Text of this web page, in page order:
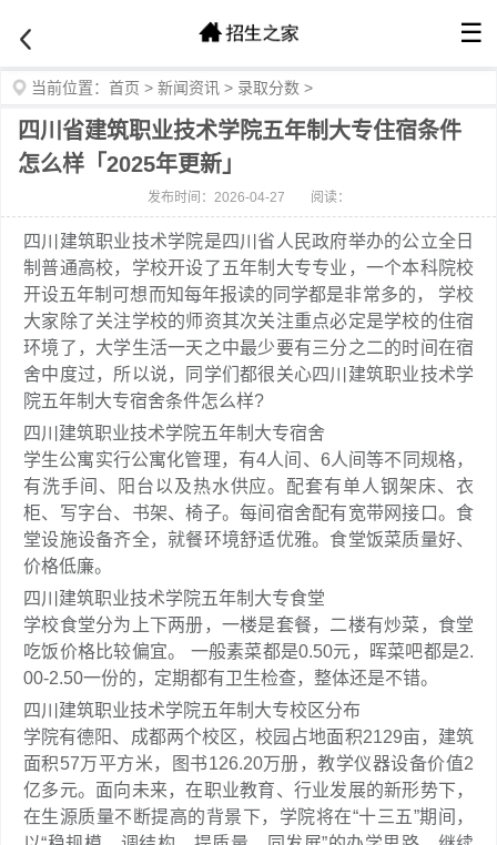
☰
当前位置： 首页 > 新闻资讯 > 录取分数 >
四川省建筑职业技术学院五年制大专住宿条件
怎么样「2025年更新」
发布时间：2026-04-27 阅读：
四川建筑职业技术学院是四川省人民政府举办的公立全日
制普通高校，学校开设了五年制大专专业，一个本科院校
开设五年制可想而知每年报读的同学都是非常多的， 学校
大家除了关注学校的师资其次关注重点必定是学校的住宿
环境了，大学生活一天之中最少要有三分之二的时间在宿
舍中度过，所以说，同学们都很关心四川建筑职业技术学
院五年制大专宿舍条件怎么样?
四川建筑职业技术学院五年制大专宿舍
学生公寓实行公寓化管理，有4人间、6人间等不同规格，
有洗手间、阳台以及热水供应。配套有单人钢架床、衣
柜、写字台、书架、椅子。每间宿舍配有宽带网接口。食
堂设施设备齐全，就餐环境舒适优雅。食堂饭菜质量好、
价格低廉。
四川建筑职业技术学院五年制大专食堂
学校食堂分为上下两册，一楼是套餐，二楼有炒菜，食堂
吃饭价格比较偏宜。 一般素菜都是0.50元，晖菜吧都是2.
00-2.50一份的，定期都有卫生检查，整体还是不错。
四川建筑职业技术学院五年制大专校区分布
学院有德阳、成都两个校区，校园占地面积2129亩，建筑
面积57万平方米，图书126.20万册，教学仪器设备价值2
亿多元。面向未来，在职业教育、行业发展的新形势下，
在生源质量不断提高的背景下，学院将在“十三五”期间，